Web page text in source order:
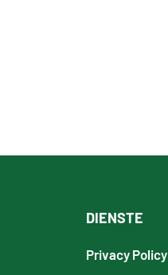
DIENSTE
Privacy Policy